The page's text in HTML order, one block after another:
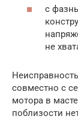
с
не
совместно с
мотора в
поблизости